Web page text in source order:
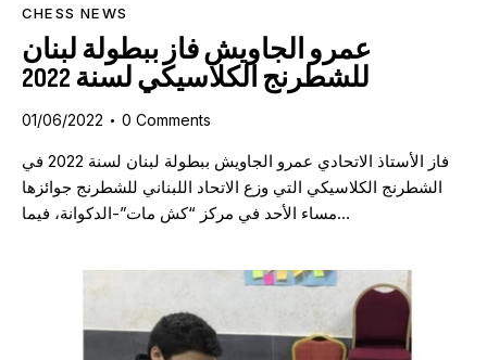
CHESS NEWS
عمرو الجاويش فاز ببطولة لبنان
للشطرنج الكلاسيكي لسنة 2022
01/06/2022 0 Comments
فاز الأستاذ الاتحادي عمرو الجاويش ببطولة لبنان لسنة 2022 في
الشطرنج الكلاسيكي التي وزع الاتحاد اللبناني للشطرنج جوائزها
مساء الأحد في مركز “كش مات”-الدكوانة، فيما…